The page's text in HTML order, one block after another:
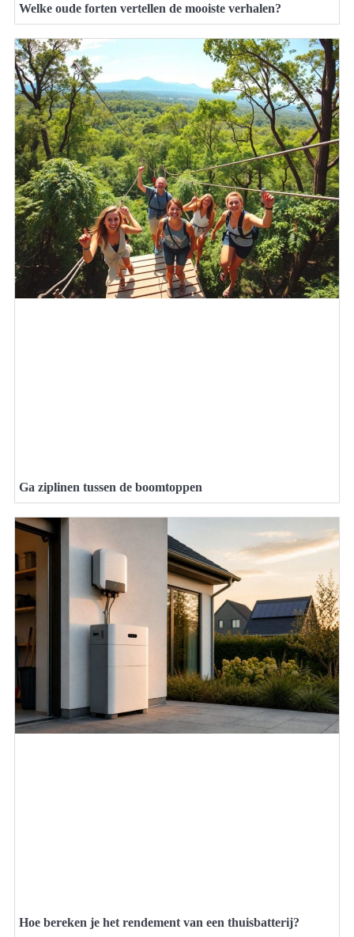
Welke oude forten vertellen de mooiste verhalen?
Ga ziplinen tussen de boomtoppen
Hoe bereken je het rendement van een thuisbatterij?